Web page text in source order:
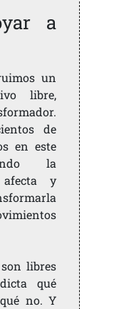
a
un
libre,
de
en este
la
y
libres
qué
no. Y